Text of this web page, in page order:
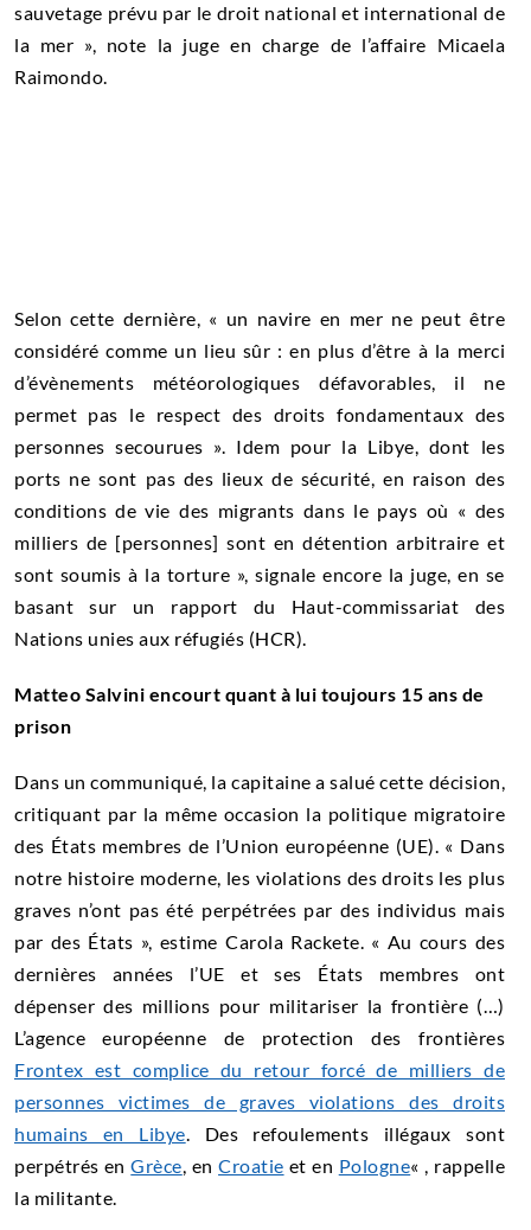
sauvetage prévu par le droit national et international de
la mer », note la juge en charge de l’affaire Micaela
Raimondo.
Selon cette dernière, « un navire en mer ne peut être
considéré comme un lieu sûr : en plus d’être à la merci
d’évènements météorologiques défavorables, il ne
permet pas le respect des droits fondamentaux des
personnes secourues ». Idem pour la Libye, dont les
ports ne sont pas des lieux de sécurité, en raison des
conditions de vie des migrants dans le pays où « des
milliers de [personnes] sont en détention arbitraire et
sont soumis à la torture », signale encore la juge, en se
basant sur un rapport du Haut-commissariat des
Nations unies aux réfugiés (HCR).
Matteo Salvini encourt quant à lui toujours 15 ans de
prison
Dans un communiqué, la capitaine a salué cette décision,
critiquant par la même occasion la politique migratoire
des États membres de l’Union européenne (UE). « Dans
notre histoire moderne, les violations des droits les plus
graves n’ont pas été perpétrées par des individus mais
par des États », estime Carola Rackete. « Au cours des
dernières années l’UE et ses États membres ont
dépenser des millions pour militariser la frontière (…)
L’agence européenne de protection des frontières
Frontex est complice du retour forcé de milliers de
personnes victimes de graves violations des droits
humains en Libye. Des refoulements illégaux sont
perpétrés enGrèce, enCroatie et en Pologne« , rappelle
la militante.